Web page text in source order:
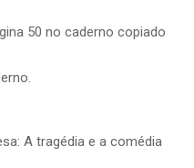
50 no caderno copiado
A tragédia e a comédia